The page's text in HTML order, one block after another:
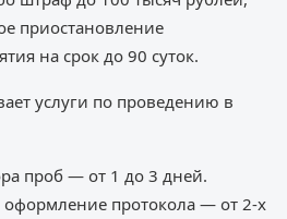
приостановление
на срок до 90 суток.
услуги по проведению в
проб — от 1 до 3 дней.
протокола — от 2-х